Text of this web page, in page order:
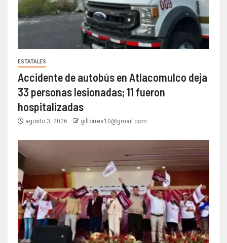
ESTATALES
Accidente de autobús en Atlacomulco deja
33 personas lesionadas; 11 fueron
hospitalizadas
agosto 3, 2026 giltorres10@gmail.com